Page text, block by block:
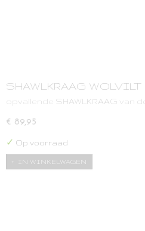
SHAWLKRAAG
opvallende SHAWLKRAAG van
€ 89,95
✓ Op voorraad
IN WINKELWAGEN